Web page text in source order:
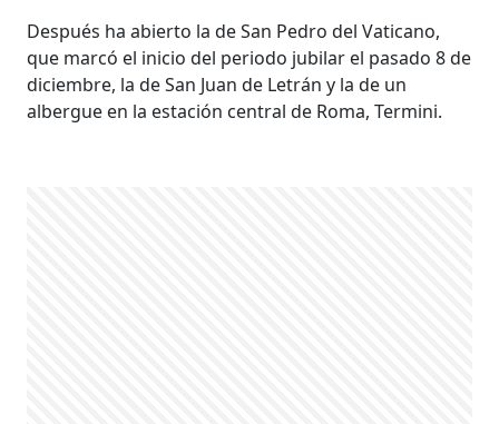
Después ha abierto la de San Pedro del Vaticano,
que marcó el inicio del periodo jubilar el pasado 8 de
diciembre, la de San Juan de Letrán y la de un
albergue en la estación central de Roma, Termini.